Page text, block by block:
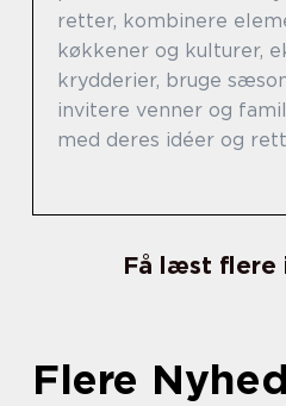
retter, kombinere
køkkener og kulturer,
krydderier, bruge
invitere venner og
med deres idéer og
Få læst flere
Flere